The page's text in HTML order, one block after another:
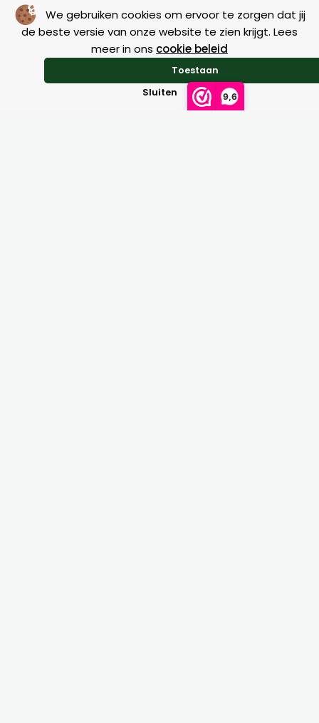
9,6
We gebruiken cookies om ervoor te zorgen dat jij
de beste versie van onze website te zien krijgt. Lees
meer in ons cookie beleid
Toestaan
Sluiten